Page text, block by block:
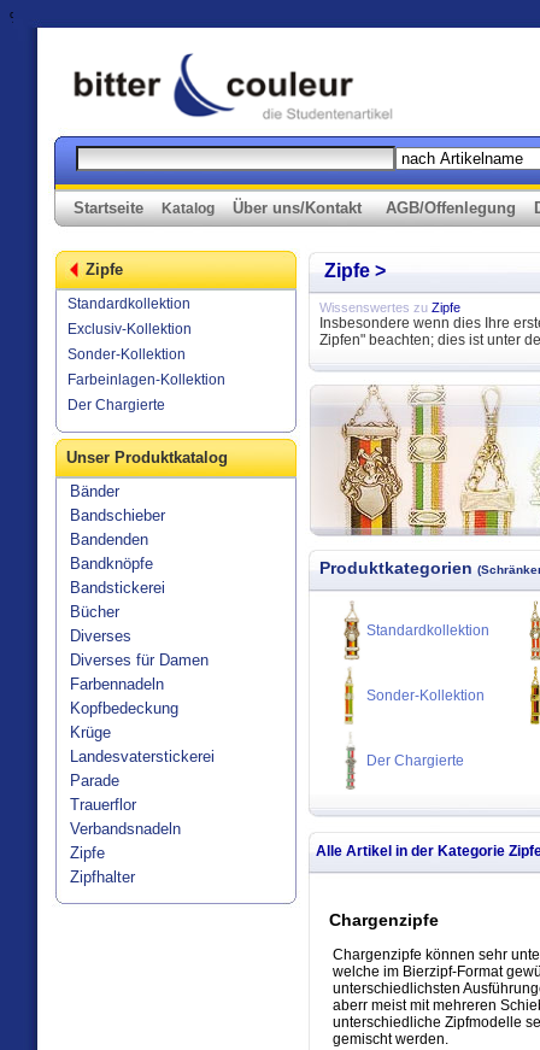
%>
Startseite Katalog Über uns/Kontakt AGB/Offenlegung
Zipfe
Standardkollektion
Exclusiv-Kollektion
Sonder-Kollektion
Farbeinlagen-Kollektion
Der Chargierte
Unser Produktkatalog
Bänder
Bandschieber
Bandenden
Bandknöpfe
Bandstickerei
Bücher
Diverses
Diverses für Damen
Farbennadeln
Kopfbedeckung
Krüge
Landesvaterstickerei
Parade
Trauerflor
Verbandsnadeln
Zipfe
Zipfhalter
Zipfe >
Wissenswertes zu Zipfe
Insbesondere wenn dies Ihre
Zipfen" beachten; dies ist unter
Produktkategorien
Standardkollektion
Sonder-Kollektion
Der Chargierte
Alle Artikel in der Kategorie
Chargenzipfe
Chargenzipfe können sehr
welche im Bierzipf-Format
unterschiedlichsten
aberr meist mit mehreren
unterschiedliche Zipfmodelle
gemischt werden.